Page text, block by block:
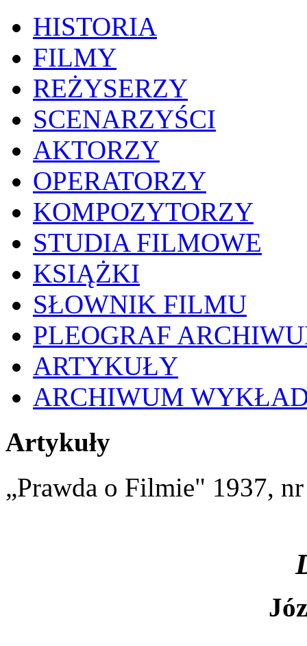
HISTORIA
FILMY
REŻYSERZY
SCENARZYŚCI
AKTORZY
OPERATORZY
KOMPOZYTORZY
STUDIA FILMOWE
KSIĄŻKI
SŁOWNIK FILMU
PLEOGRAF
ARTYKUŁY
ARCHIWUM
Artykuły
„Prawda o Filmie" 1937,